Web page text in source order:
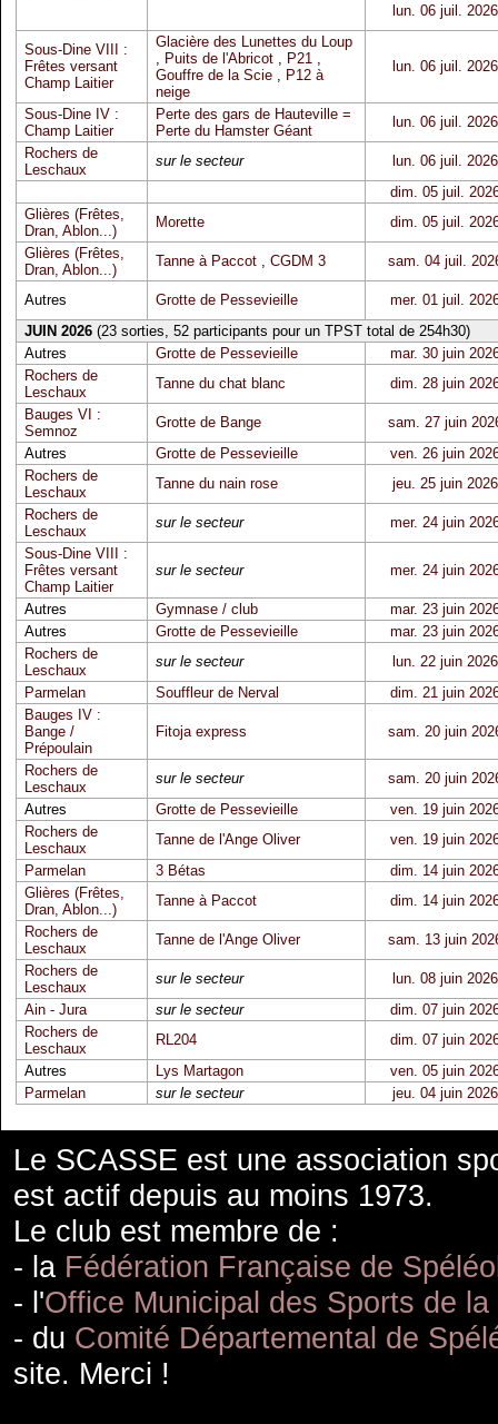
lun. 06 juil. 2026
Sous-Dine VIII :
Frêtes versant
Champ Laitier
Glacière des Lunettes du Loup
, Puits de l'Abricot, P21,
Gouffre de la Scie, P12 à
neige
lun. 06 juil. 2026
Sous-Dine IV :
Champ Laitier
Perte des gars de Hauteville =
Perte du Hamster Géant
lun. 06 juil. 2026
Rochers de
Leschaux
sur le secteur
lun. 06 juil. 2026
dim. 05 juil.
Glières (Frêtes,
Dran, Ablon...)
Morette
dim. 05 juil.
Glières (Frêtes,
Dran, Ablon...)
Tanne à Paccot, CGDM 3 sam. 04 juil.
Autres Grotte de Pessevieille
mer. 01 juil.
JUIN 2026(23 sorties, 52 participants pour un TPST total de 254h30)
Autres
Grotte de Pessevieille
mar. 30 juin
Rochers de
Leschaux
Tanne du chat blanc
dim. 28 juin
Bauges VI :
Semnoz
Grotte de Bange
sam. 27 juin
Autres
Grotte de Pessevieille
ven. 26 juin
Rochers de
Leschaux
Tanne du nain rose
jeu. 25 juin 2026
Rochers de
Leschaux
sur le secteur
mer. 24 juin
Sous-Dine VIII :
Frêtes versant
Champ Laitier
sur le secteur mer. 24 juin
Autres Gymnase / club
mar. 23 juin
Autres
Grotte de Pessevieille
mar. 23 juin
Rochers de
Leschaux
sur le secteur
lun. 22 juin 2026
Parmelan
Souffleur de Nerval
dim. 21 juin
Bauges IV :
Bange /
Prépoulain
Fitoja express sam. 20 juin
Rochers de
Leschaux
sur le secteur
sam. 20 juin
Autres
Grotte de Pessevieille
ven. 19 juin
Rochers de
Leschaux
Tanne de l'Ange Oliver
ven. 19 juin
Parmelan
3 Bétas
dim. 14 juin
Glières (Frêtes,
Dran, Ablon...)
Tanne à Paccot
dim. 14 juin
Rochers de
Leschaux
Tanne de l'Ange Oliver
sam. 13 juin
Rochers de
Leschaux
sur le secteur
lun. 08 juin 2026
Ain - Jura
sur le secteur
dim. 07 juin
Rochers de
Leschaux
RL204
dim. 07 juin
Autres
Lys Martagon
ven. 05 juin
Parmelan
sur le secteur jeu. 04 juin 2026
Le SCASSE est une association
est actif depuis au moins 1973.
Le club est membre de :
- la Fédération Française de
- l'Office Municipal des Sports de
- du Comité Départemental de
site. Merci !